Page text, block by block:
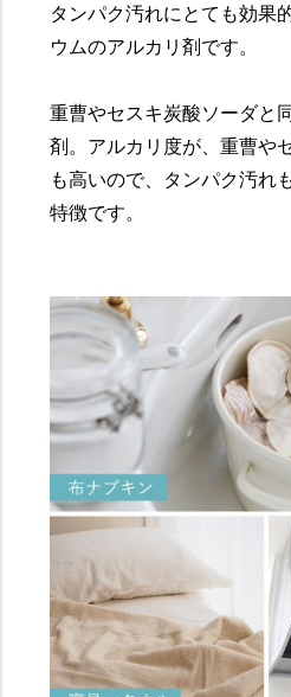
タンパク汚れにとても効果
ウムのアルカリ剤です。
重曹やセスキ炭酸ソーダと
剤。アルカリ度が、重曹や
も高いので、タンパク汚れ
特徴です。